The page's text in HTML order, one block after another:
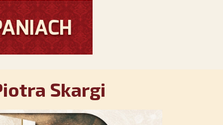
Skargi